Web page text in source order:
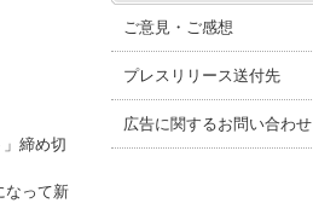
締め切
なって新
ご意見・ご感想
プレスリリース送付先
広告に関するお問い合わせ